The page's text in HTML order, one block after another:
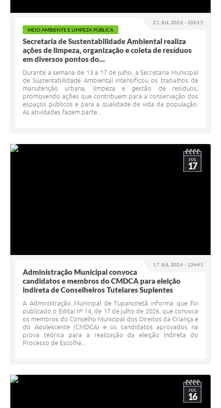
21 JUL 2026 - 10h15
MEIO AMBIENTE E LIMPEZA PÚBLICA
Secretaria de Sustentabilidade Ambiental realiza
ações de limpeza, organização e coleta de resíduos
em diversos pontos do...
Durante a semana de 13 a 17 de julho, a Secretaria Municipal
de Sustentabilidade Ambiental intensificou os trabalhos de
manutenção urbana, limpeza e gestão de resíduos,
promovendo ações que contribuem para a conservação dos
espaços públicos e para a qualidade de vida da população.
As atividades fazem parte...
17 JUL 2026 - 13h41
JUL
17
Administração Municipal convoca
candidatos e membros do CMDCA para eleição
indireta de Conselheiros Tutelares Suplentes
A Administração Municipal de Tupanciretã informa que foi
publicado o Edital nº 14, de 17 de julho de 2026, que convoca
os membros do Conselho Municipal dos Direitos da Criança e
do Adolescente (CMDCA) e os candidatos aprovados na
prova teórica para a realização da eleição indireta do
Processo de Escolha...
JUL
16